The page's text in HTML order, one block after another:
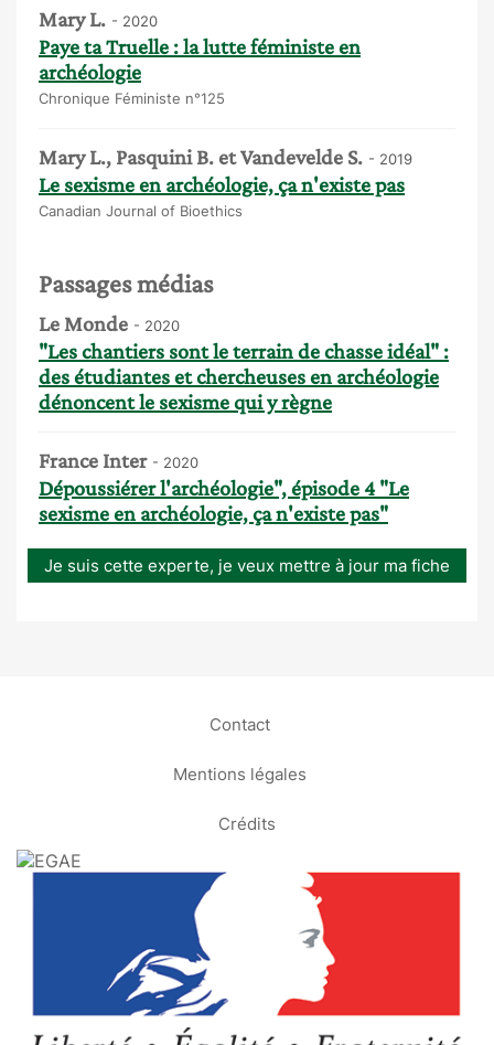
Mary L. - 2020
Paye ta Truelle : la lutte féministe en
archéologie
Chronique Féministe n°125
Mary L., Pasquini B. et Vandevelde S. - 2019
Le sexisme en archéologie, ça n'existe pas
Canadian Journal of Bioethics
Passages médias
Le Monde - 2020
"Les chantiers sont le terrain de chasse idéal" :
des étudiantes et chercheuses en archéologie
dénoncent le sexisme qui y règne
France Inter - 2020
Dépoussiérer l'archéologie", épisode 4 "Le
sexisme en archéologie, ça n'existe pas"
Je suis cette experte, je veux mettre à jour ma fiche
Contact
Mentions légales
Crédits